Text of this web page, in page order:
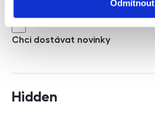
Odmítnout
Chci dostávat novinky
Hidden